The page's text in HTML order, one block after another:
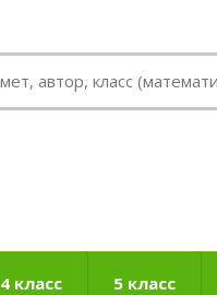
4 класс 5 класс